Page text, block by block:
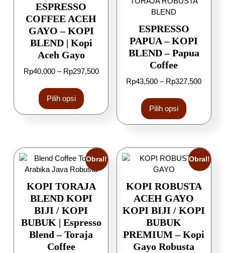
ESPRESSO
COFFEE ACEH
GAYO – KOPI
BLEND | Kopi
Aceh Gayo
Rp40,000 – Rp297,500
Pilih opsi
ESPRESSO
PAPUA – KOPI
BLEND – Papua
Coffee
Rp43,500 – Rp327,500
Pilih opsi
Obral!
KOPI TORAJA
BLEND KOPI
BIJI / KOPI
BUBUK | Espresso
Blend – Toraja
Coffee
Obral!
KOPI ROBUSTA
ACEH GAYO
KOPI BIJI / KOPI
BUBUK
PREMIUM – Kopi
Gayo Robusta